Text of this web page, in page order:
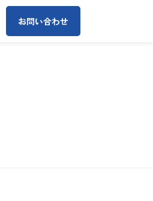
お問い合わせ